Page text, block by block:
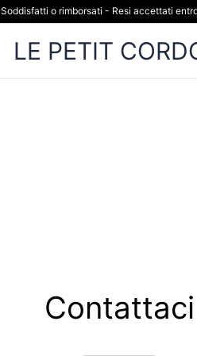
Soddisfatti o rimborsati - Resi accettati
LE PETIT
Contattaci